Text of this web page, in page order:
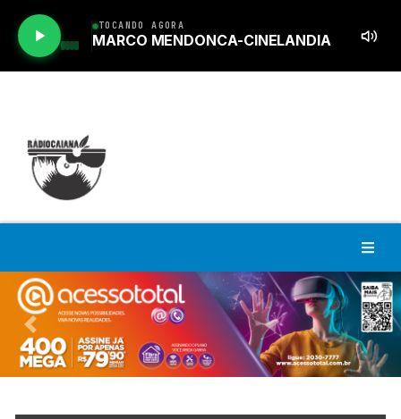
Previous Next